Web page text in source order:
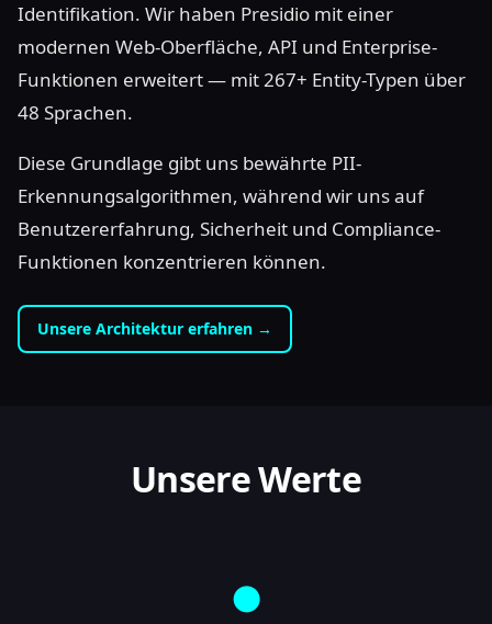
Identifikation. Wir haben Presidio mit einer
modernen Web-Oberfläche, API und Enterprise-
Funktionen erweitert — mit 267+ Entity-Typen über
48 Sprachen.
Diese Grundlage gibt uns bewährte PII-
Erkennungsalgorithmen, während wir uns auf
Benutzererfahrung, Sicherheit und Compliance-
Funktionen konzentrieren können.
Unsere Architektur erfahren →
Unsere Werte
●